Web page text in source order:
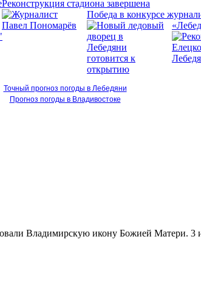
Реконструкция стадиона завершена
Победа в конкурсе
Точный прогноз погоды в Лебедяни
Прогноз погоды в Владивостоке
Владимирскую икону Божией Матери. 3